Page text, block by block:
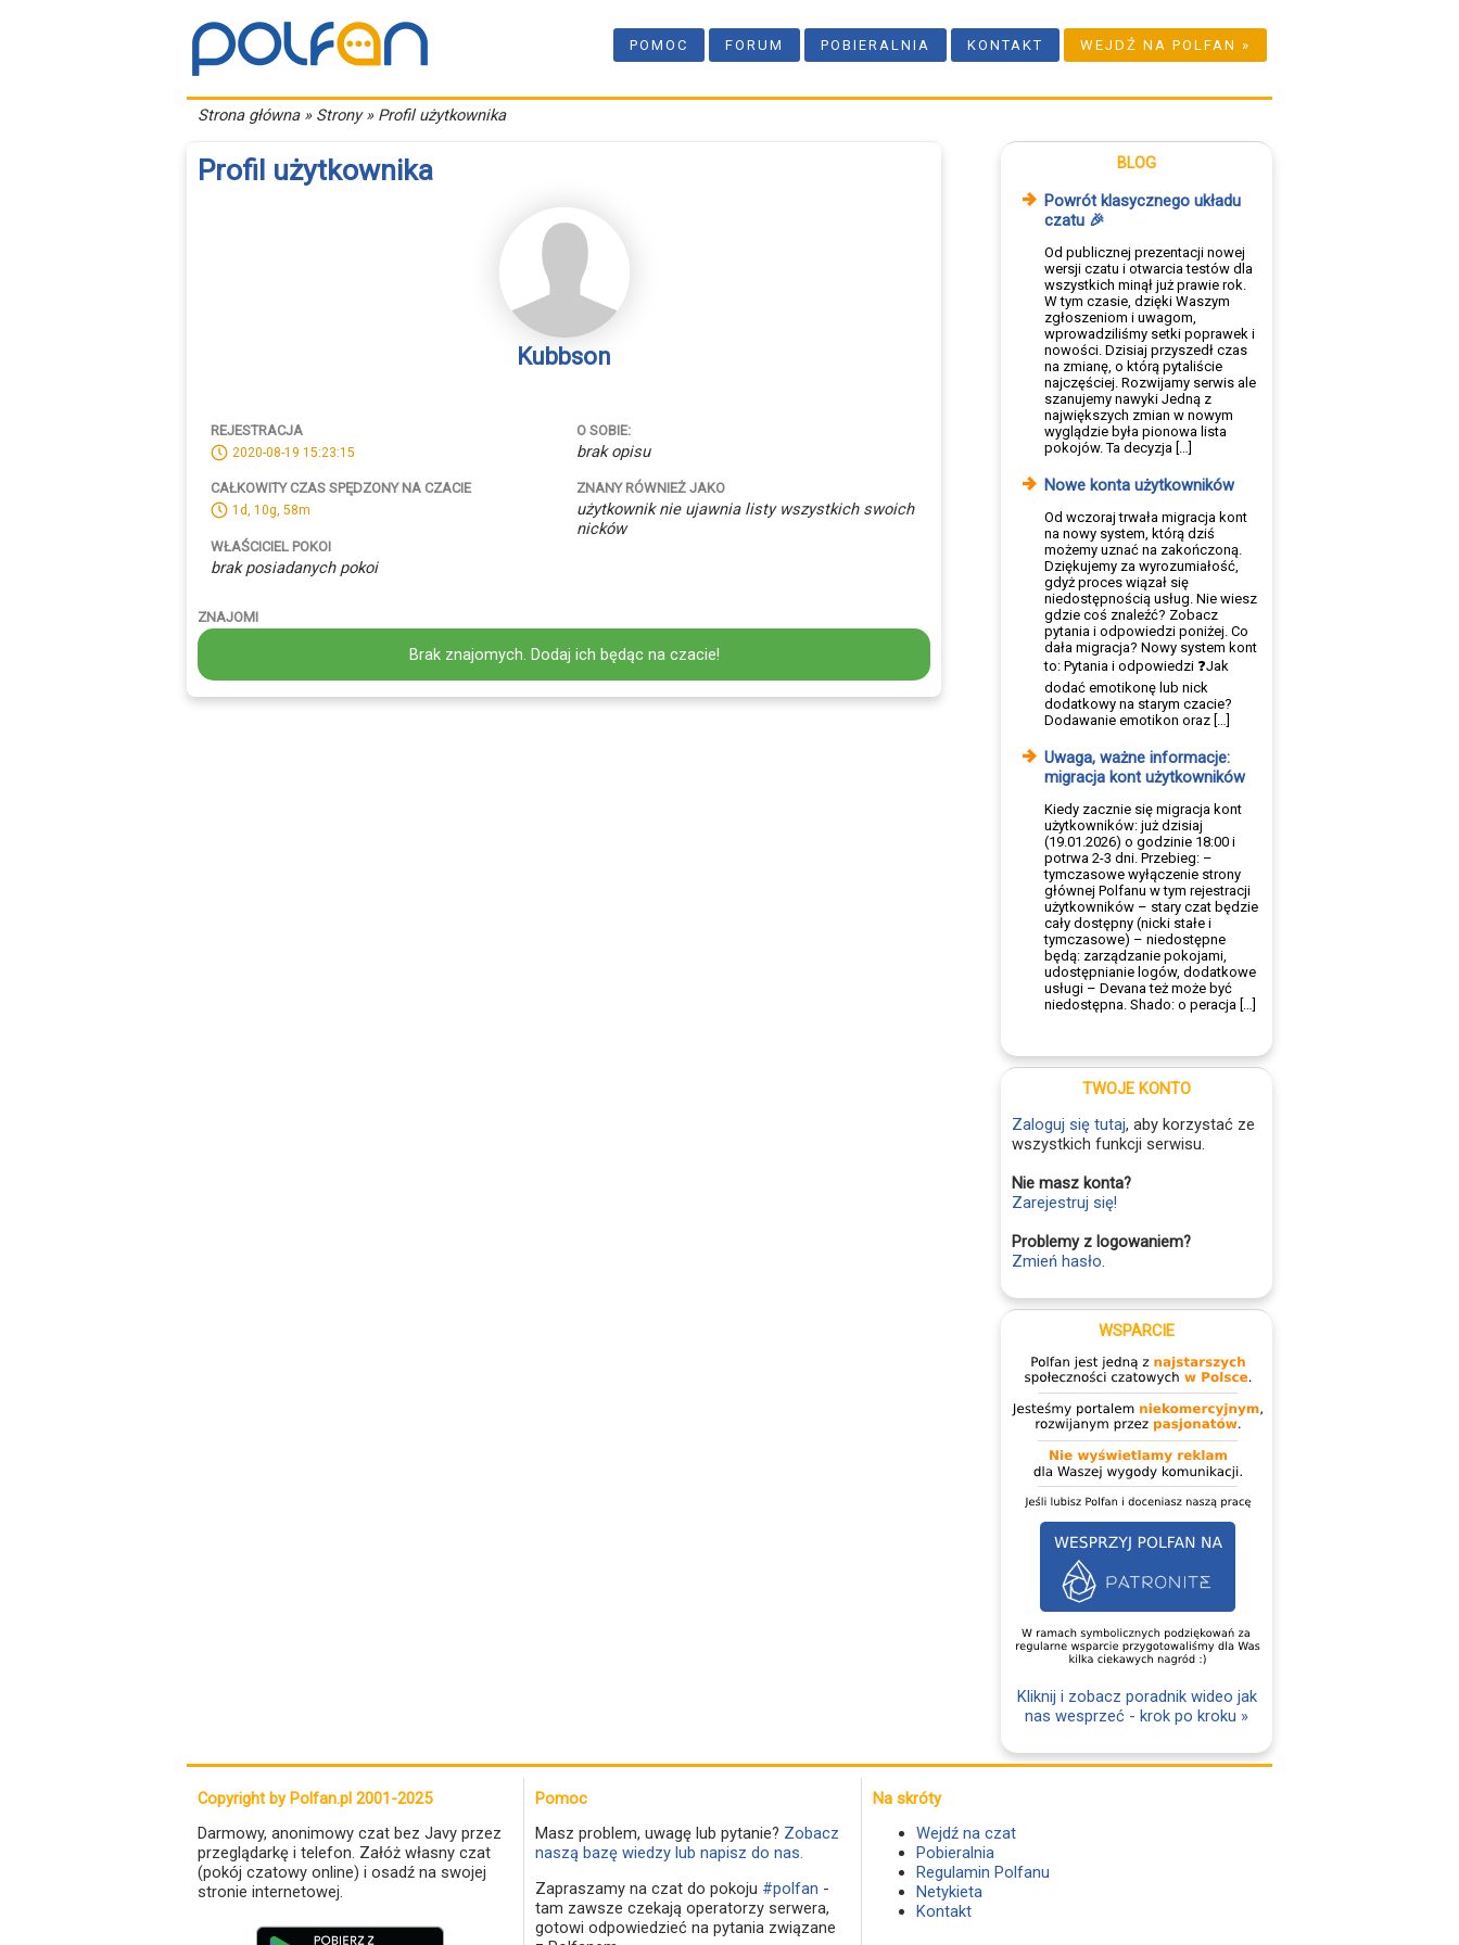
POMOC FORUM POBIERALNIA KONTAKT WEJDŹ NA POLFAN »
Strona główna» Strony » Profil użytkownika
Profil użytkownika
Kubbson
REJESTRACJA
2020-08-19 15:23:15
CAŁKOWITY CZAS SPĘDZONY NA CZACIE
1d, 10g, 58m
WŁAŚCICIEL POKOI
brak posiadanych pokoi
O SOBIE:
brak opisu
ZNANY RÓWNIEŻ JAKO
użytkownik nie ujawnia listy wszystkich swoich
nicków
ZNAJOMI
Brak znajomych. Dodaj ich będąc na czacie!
BLOG
Powrót klasycznego układu
czatu 🎉
Od publicznej prezentacji nowej
wersji czatu i otwarcia testów dla
wszystkich minął już prawie rok.
W tym czasie, dzięki Waszym
zgłoszeniom i uwagom,
wprowadziliśmy setki poprawek i
nowości. Dzisiaj przyszedł czas
na zmianę, o którą pytaliście
najczęściej. Rozwijamy serwis ale
szanujemy nawyki Jedną z
największych zmian w nowym
wyglądzie była pionowa lista
pokojów. Ta decyzja […]
Nowe konta użytkowników
Od wczoraj trwała migracja kont
na nowy system, którą dziś
możemy uznać na zakończoną.
Dziękujemy za wyrozumiałość,
gdyż proces wiązał się
niedostępnością usług. Nie wiesz
gdzie coś znaleźć? Zobacz
pytania i odpowiedzi poniżej. Co
dała migracja? Nowy system kont
to: Pytania i odpowiedzi ❓Jak
dodać emotikonę lub nick
dodatkowy na starym czacie?
Dodawanie emotikon oraz […]
Uwaga, ważne informacje:
migracja kont użytkowników
Kiedy zacznie się migracja kont
użytkowników: już dzisiaj
(19.01.2026) o godzinie 18:00 i
potrwa 2-3 dni. Przebieg: –
tymczasowe wyłączenie strony
głównej Polfanu w tym rejestracji
użytkowników – stary czat będzie
cały dostępny (nicki stałe i
tymczasowe) – niedostępne
będą: zarządzanie pokojami,
udostępnianie logów, dodatkowe
usługi – Devana też może być
niedostępna. Shado: o peracja […]
TWOJE KONTO
Zaloguj się tutaj, aby korzystać ze
wszystkich funkcji serwisu.
Nie masz konta?
Zarejestruj się!
Problemy z logowaniem?
Zmień hasło.
WSPARCIE
Kliknij i zobacz poradnik wideo jak
nas wesprzeć - krok po kroku »
Copyright by Polfan.pl 2001-2025
Darmowy, anonimowy czat bez Javy przez
przeglądarkę i telefon. Załóż własny czat
(pokój czatowy online) i osadź na swojej
stronie internetowej.
Pomoc
Masz problem, uwagę lub pytanie? Zobacz
naszą bazę wiedzy lub napisz do nas.
Zapraszamy na czat do pokoju #polfan -
tam zawsze czekają operatorzy serwera,
gotowi odpowiedzieć na pytania związane
Na skróty
Wejdź na czat
Pobieralnia
Regulamin Polfanu
Netykieta
Kontakt